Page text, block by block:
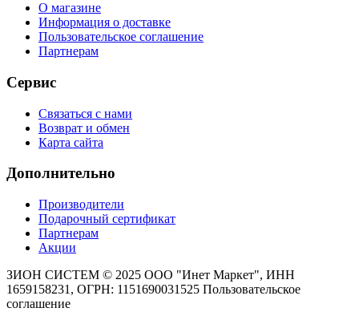
О магазине
Информация о доставке
Пользовательское соглашение
Партнерам
Сервис
Связаться с нами
Возврат и обмен
Карта сайта
Дополнительно
Производители
Подарочный сертификат
Партнерам
Акции
ЗИОН СИСТЕМ © 2025 ООО "Инет Маркет", ИНН
1659158231, ОГРН: 1151690031525 Пользовательское
соглашение